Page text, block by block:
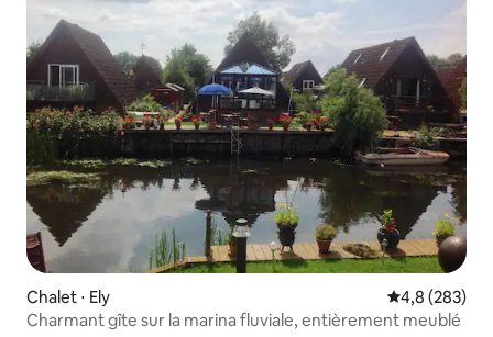
Chalet ⋅ Ely Évaluation
4,8 (283)
Charmant gîte sur la marina fluviale, entièrement meublé